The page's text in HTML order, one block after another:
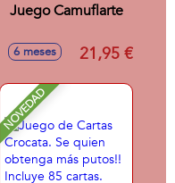
Juego Camuflarte
6 meses 21,95 €
NOVEDAD